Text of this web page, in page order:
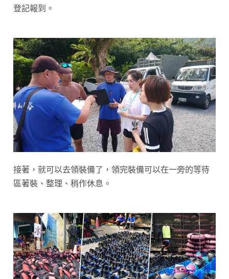
登記報到。
接著，就可以去領裝備了，領完裝備可以在一旁的等待
區著裝、整理、稍作休息。